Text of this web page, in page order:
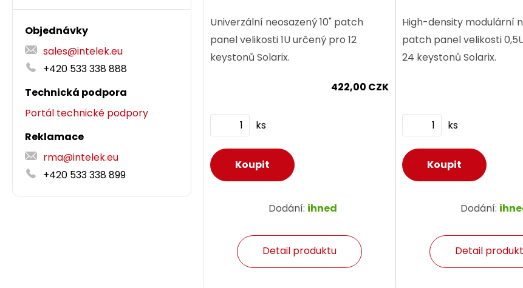
Objednávky
sales@intelek.eu
+420 533 338 888
Technická podpora
Portál technické podpory
Reklamace
rma@intelek.eu
+420 533 338 899
Univerzální neosazený 10" patch
panel velikosti 1U určený pro 12
keystonů Solarix.
422,00 CZK
ks
Dodání: ihned
Detail produktu
High-density modulární
patch panel velikosti
24 keystonů Solarix.
ks
Dodání:
Detail